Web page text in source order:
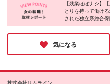
【残業ほぼナシ】
とりを持って働け
された独立系総合
気に左右されにく
類のオペレーショ
ぞれ魅力的な仕事
ぜひご応募ください
気になる
株式会社リムライン